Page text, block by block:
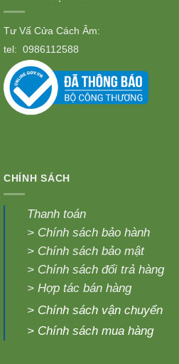
Tư Vấ Cửa Cách Âm:
tel: 0986112588
CHÍNH SÁCH
Thanh toán
> Chính sách bảo hành
> Chính sách bảo mật
> Chính sách đổi trả hàng
>Hợp tác bán hàng
> Chính sách vận chuyển
> Chính sách mua hàng